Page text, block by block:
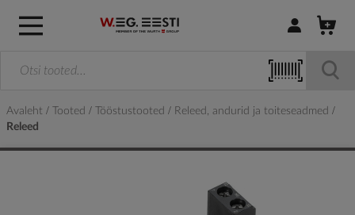
Logi sisse /
Avaleht Tooted Tööstustooted
Releed, andurid ja toiteseadmed
Releed